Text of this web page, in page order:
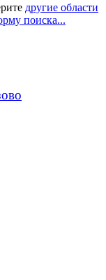
другие области
поиска...